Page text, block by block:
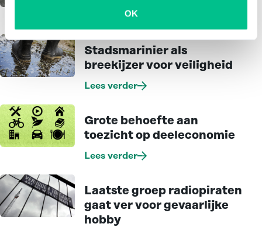
OK
Lees verder
Stadsmarinier als
breekijzer voor veiligheid
Lees verder
Grote behoefte aan
toezicht op deeleconomie
Lees verder
Laatste groep radio­piraten
gaat ver voor gevaarlijke
hobby